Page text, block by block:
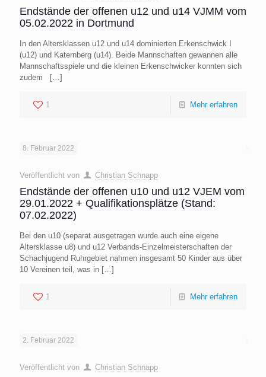
Endstände der offenen u12 und u14 VJMM vom
05.02.2022 in Dortmund
In den Altersklassen u12 und u14 dominierten Erkenschwick I
(u12) und Katernberg (u14). Beide Mannschaften gewannen alle
Mannschaftsspiele und die kleinen Erkenschwicker konnten sich
zudem
[…]
1 Mehr erfahren
8. Februar 2022
Veröffentlicht von Christian Schnapp
Endstände der offenen u10 und u12 VJEM vom
29.01.2022 + Qualifikationsplätze (Stand:
07.02.2022)
Bei den u10 (separat ausgetragen wurde auch eine eigene
Altersklasse u8) und u12 Verbands-Einzelmeisterschaften der
Schachjugend Ruhrgebiet nahmen insgesamt 50 Kinder aus über
10 Vereinen teil, was in […]
1 Mehr erfahren
2. Februar 2022
Veröffentlicht von Christian Schnapp